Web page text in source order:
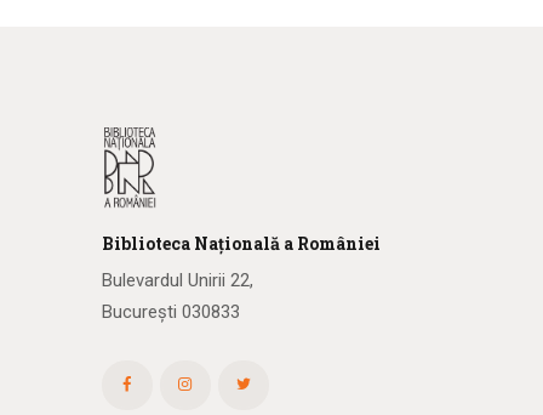
Biblioteca Națională a României
Bulevardul Unirii 22,
București 030833